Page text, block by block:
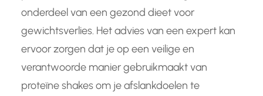
onderdeel van een gezond dieet voor
gewichtsverlies. Het advies van een expert kan
ervoor zorgen dat je op een veilige en
verantwoorde manier gebruikmaakt van
proteïne shakes om je afslankdoelen te